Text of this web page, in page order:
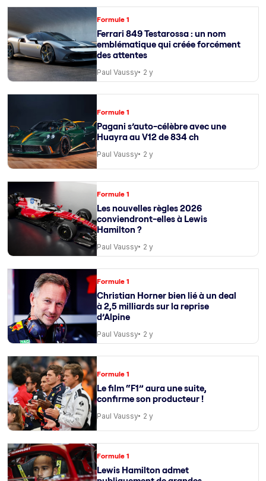
Formule 1
Ferrari 849 Testarossa : un nom
emblématique qui créée forcément
des attentes
Paul Vaussy 2 y
Formule 1
Pagani s’auto-célèbre avec une
Huayra au V12 de 834 ch
Paul Vaussy 2 y
Formule 1
Les nouvelles règles 2026
conviendront-elles à Lewis
Hamilton ?
Paul Vaussy 2 y
Formule 1
Christian Horner bien lié à un deal
à 2,5 milliards sur la reprise
d’Alpine
Paul Vaussy 2 y
Formule 1
Le film “F1” aura une suite,
confirme son producteur !
Paul Vaussy 2 y
Formule 1
Lewis Hamilton admet